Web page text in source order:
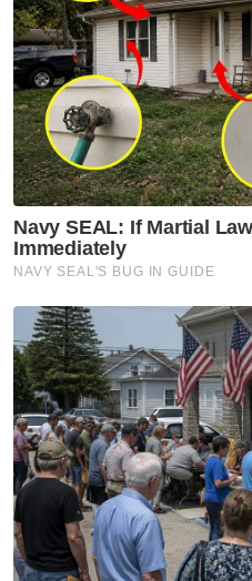
Harap bantu
dapatkan
Berapakah jumlah
ahli isi
Kurang daripada RM3,500
RM5,001 - RM8,000
RM12,001 - RM16,000
Tidak
Masuk | Daftar
Poligami
Bermadu
Kahwin